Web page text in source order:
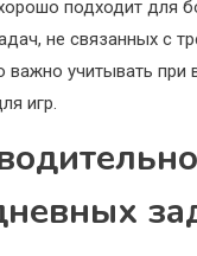
подходит для
не связанных с
важно учитывать при
игр.